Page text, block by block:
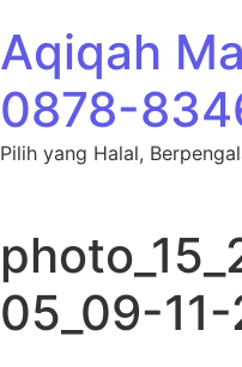
Aqiqah
0878-
Pilih yang Halal,
05_09-